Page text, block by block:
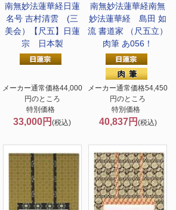
南無妙法蓮華経日蓮
名号 吉村清雲 (三
美会）【尺五】日蓮
宗 日本製
メーカー通常価格44,000
円のところ
特別価格
33,000円(税込)
南無妙法蓮華経南無
妙法蓮華経 島田 如
流 書道家 （尺五立）
肉筆 あ056！
メーカー通常価格54,450
円のところ
特別価格
40,837円 (税込)